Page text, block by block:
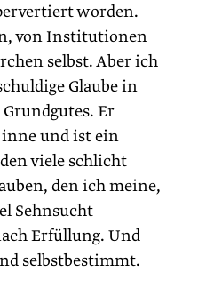
worden.
von Ins­titutionen
selbst. Aber ich
Glaube in
Er
und ist ein
viele schlicht
den ich meine,
Sehnsucht
Erfüllung. Und
selbstbestimmt.